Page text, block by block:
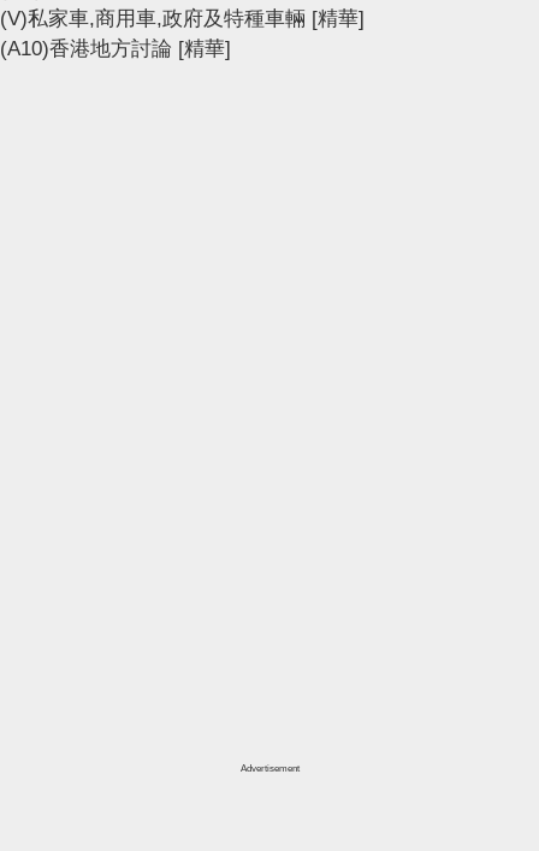
(V)私家車,商用車,政府及特種車輛 [精華]
(A10)香港地方討論 [精華]
Advertisement